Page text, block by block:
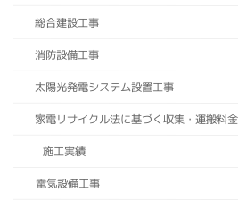
総合建設工事
消防設備工事
太陽光発電システム設置工事
家電リサイクル法に基づく収集・運搬料
施工実績
電気設備工事